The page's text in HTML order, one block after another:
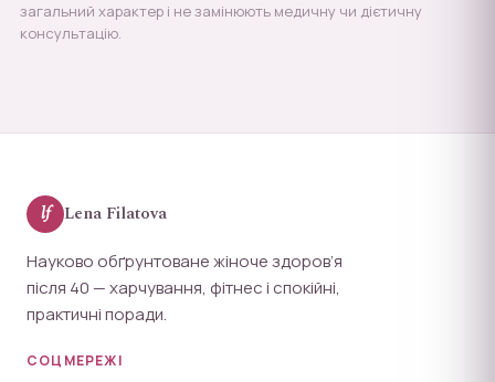
загальний характер і не замінюють медичну чи дієтичну
консультацію.
lf Lena Filatova
Науково обґрунтоване жіноче здоров’я
після 40 — харчування, фітнес і спокійні,
практичні поради.
СОЦМЕРЕЖІ